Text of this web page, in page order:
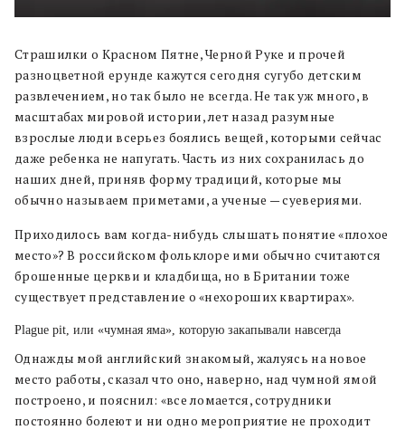
Страшилки о Красном Пятне, Черной Руке и прочей
разноцветной ерунде кажутся сегодня сугубо детским
развлечением, но так было не всегда. Не так уж много, в
масштабах мировой истории, лет назад разумные
взрослые люди всерьез боялись вещей, которыми сейчас
даже ребенка не напугать. Часть из них сохранилась до
наших дней, приняв форму традиций, которые мы
обычно называем приметами, а ученые — суевериями.
Приходилось вам когда-нибудь слышать понятие «плохое
место»? В российском фольклоре ими обычно считаются
брошенные церкви и кладбища, но в Британии тоже
существует представление о «нехороших квартирах».
Plague pit, или «чумная яма», которую закапывали навсегда
Однажды мой английский знакомый, жалуясь на новое
место работы, сказал что оно, наверно, над чумной ямой
построено, и пояснил: «все ломается, сотрудники
постоянно болеют и ни одно мероприятие не проходит